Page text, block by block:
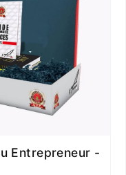
Entrepreneur -